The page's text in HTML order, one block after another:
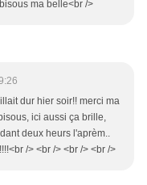
ma belle<br />
dur hier soir!! merci ma
ici aussi ça brille,
deux heurs l'aprèm..
/> <br /> <br /> <br />